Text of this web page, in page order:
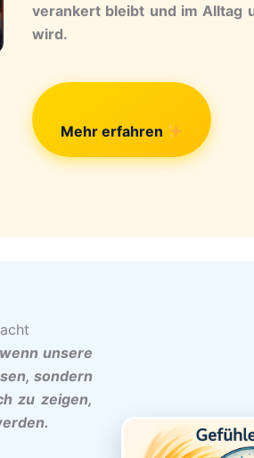
verankert bleibt und im Alltag
wird.
Mehr erfahren
unsere
sondern
zu zeigen,